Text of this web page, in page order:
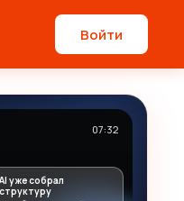
Войти
07:32
AI уже собрал
структуру